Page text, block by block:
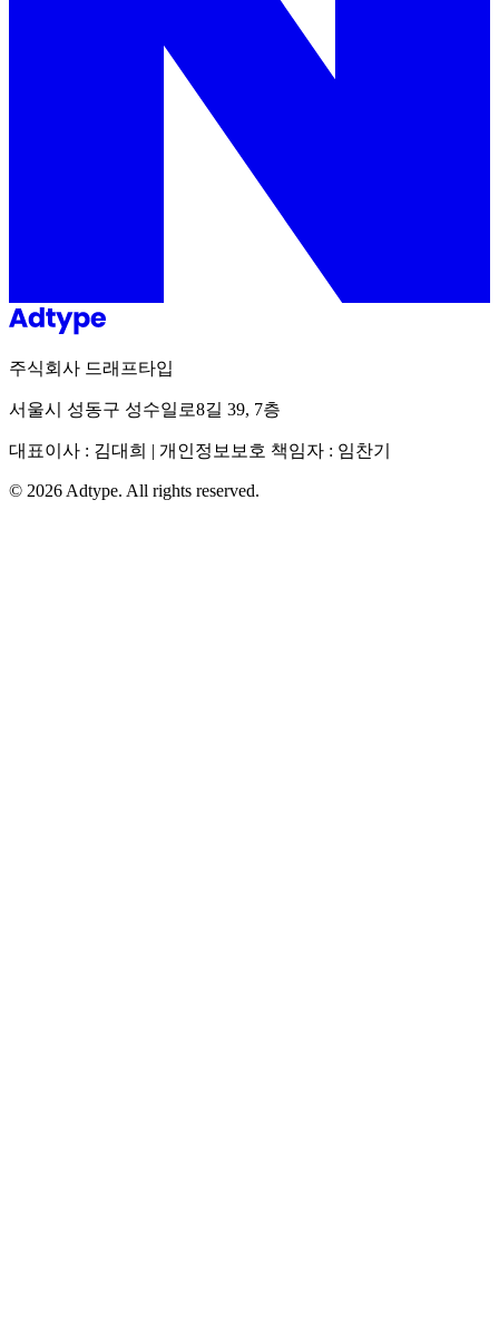
주식회사 드래프타입
서울시 성동구 성수일로8길 39, 7층
대표이사 : 김대희 | 개인정보보호 책임자 : 임찬기
© 2026 Adtype. All rights reserved.